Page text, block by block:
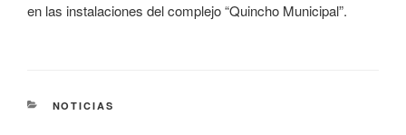
en las instalaciones del complejo “Quincho Municipal”.
NOTICIAS